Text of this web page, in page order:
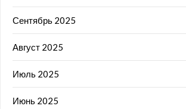
Сентябрь 2025
Август 2025
Июль 2025
Июнь 2025